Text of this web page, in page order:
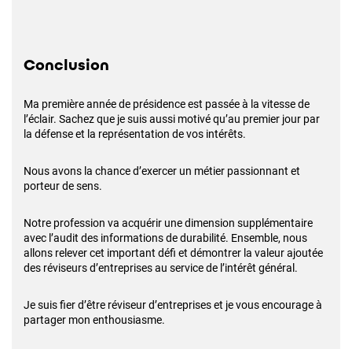
Conclusion
Ma première année de présidence est passée à la vitesse de
l’éclair. Sachez que je suis aussi motivé qu’au premier jour par
la défense et la représentation de vos intérêts.
Nous avons la chance d’exercer un métier passionnant et
porteur de sens.
Notre profession va acquérir une dimension supplémentaire
avec l’audit des informations de durabilité. Ensemble, nous
allons relever cet important défi et démontrer la valeur ajoutée
des réviseurs d’entreprises au service de l’intérêt général.
Je suis fier d’être réviseur d’entreprises et je vous encourage à
partager mon enthousiasme.